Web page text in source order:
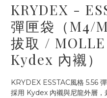
KRYDEX -
彈匣袋（M4/
拔取 /
Kydex 內襯）
KRYDEX ESSTAC風格 5.56
採用 Kydex 內襯與尼龍外層